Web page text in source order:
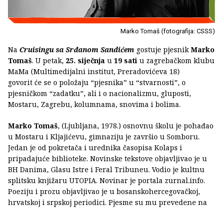
Marko Tomaš (fotografija: CSSS)
Na Cruisingu sa Srđanom Sandićem gostuje pjesnikMarko
Tomaš. U petak, 25. siječnja u 19 sati u zagrebačkom klubu
MaMa (Multimedijalni institut, Preradovićeva 18)
govorit će se o položaju “pjesnika” u “stvarnosti”, o
pjesničkom “zadatku”, ali i o nacionalizmu, gluposti,
Mostaru, Zagrebu, kolumnama, snovima i bolima.
Marko Tomaš, (Ljubljana, 1978.) osnovnu školu je pohađao
u Mostaru i Kljajićevu, gimnaziju je završio u Somboru.
Jedan je od pokretača i urednika časopisa Kolaps i
pripadajuće biblioteke. Novinske tekstove objavljivao je u
BH Danima, Glasu Istre i Feral Tribuneu. Vodio je kultnu
splitsku knjižaru UTOPIA. Novinar je portala zurnal.info.
Poeziju i prozu objavljivao je u bosanskohercegovačkoj,
hrvatskoj i srpskoj periodici. Pjesme su mu prevedene na